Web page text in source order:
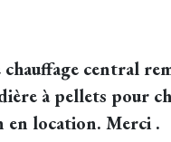
central
à pellets pour
en location. Merci .